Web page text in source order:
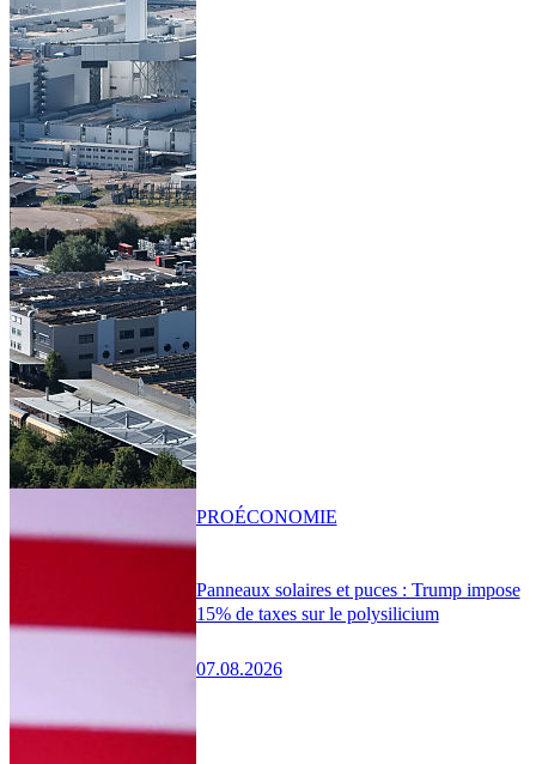
Panneaux solaires et puces : Trump impose
15% de taxes sur le polysilicium
07.08.2026
PROÉCONOMIE